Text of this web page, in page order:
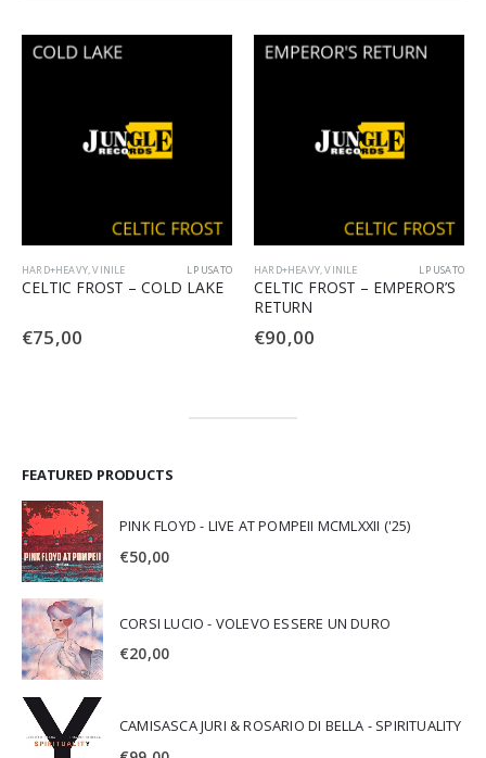
LP USATO
HARD+HEAVY,VINILE
CELTIC FROST – COLD LAKE
€75,00
LP USATO
HARD+HEAVY,VINILE
CELTIC FROST – EMPEROR’S
RETURN
€90,00
FEATURED PRODUCTS
PINK FLOYD - LIVE AT POMPEII MCMLXXII ('25)
€50,00
CORSI LUCIO - VOLEVO ESSERE UN DURO
€20,00
CAMISASCA JURI & ROSARIO DI BELLA - SPIRITUALITY